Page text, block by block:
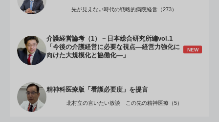
先が見えない時代の戦略的病院経営（273）
介護経営論考（1）－日本総合研究所編vol.1
「今後の介護経営に必要な視点―経営力強化に
向けた大規模化と協働化―」
NEW
精神科医療版「看護必要度」を提言
北村立の言いたい放談 この先の精神医療（5）